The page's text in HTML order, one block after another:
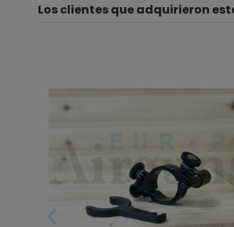
Los clientes que adquirieron